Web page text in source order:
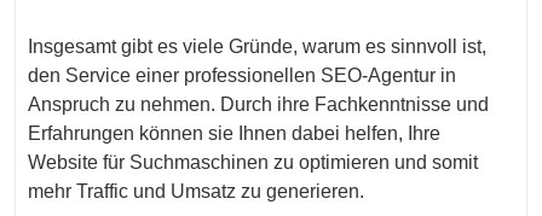
Insgesamt gibt es viele Gründe, warum es sinnvoll ist,
den Service einer professionellen SEO-Agentur in
Anspruch zu nehmen. Durch ihre Fachkenntnisse und
Erfahrungen können sie Ihnen dabei helfen, Ihre
Website für Suchmaschinen zu optimieren und somit
mehr Traffic und Umsatz zu generieren.